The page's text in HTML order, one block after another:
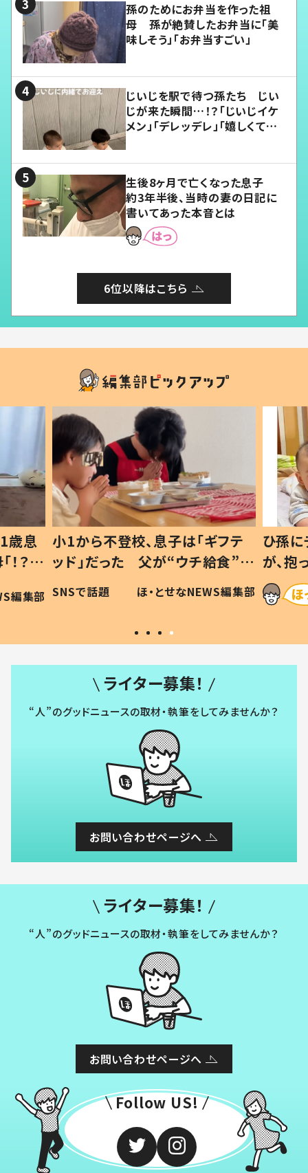
孫のためにお弁当を作った祖
母 孫が絶賛したお弁当に「美
味しそう」「お弁当すごい」
じいじを駅で待つ孫たち じい
じが来た瞬間…！？「じいじイケ
メン」「デレッデレ」「嬉しくて可
生後8ヶ月で亡くなった息子
約3年半後、当時の妻の日記に
書いてあった本音とは
6位以降はこちら
歳息
？」
編集部
小1から不登校、息子は「ギフテ
ッド」だった 父が“ウチ給食”を
作り続ける理由とは #令和の親
#令和の子
SNSで話題 ほ・とせなNEWS編集部
ひ孫
が、
「涙が
い」
ライター募集！
“人”のグッドニュースの取材・執筆をしてみませんか？
お問い合わせページへ
ライター募集！
“人”のグッドニュースの取材・執筆をしてみませんか？
お問い合わせページへ
Follow US!